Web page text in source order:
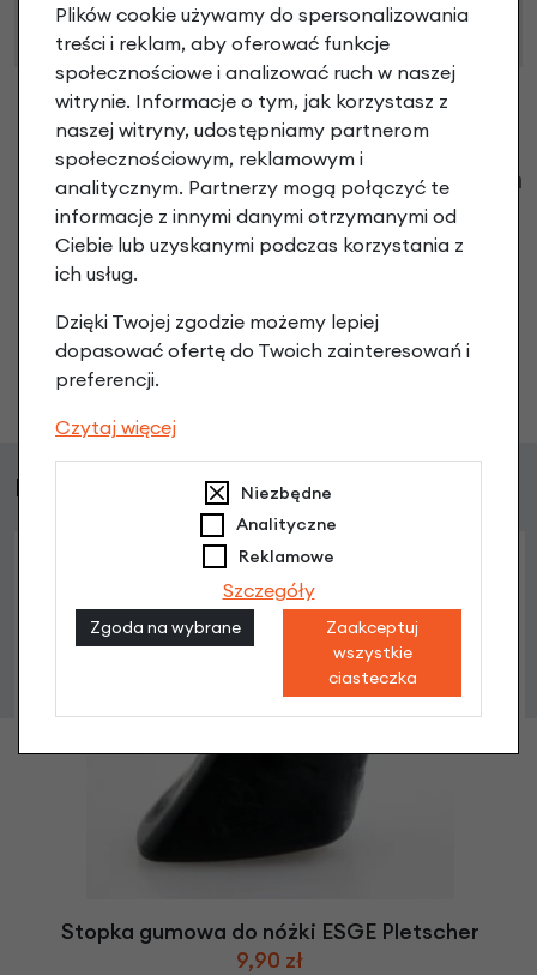
zdolności kredytowej.
Klienci zadali następujące pytania o ten
produkt
Nikt wcześniej niemiał pytań do tego produktu? A Ty o
Podobne produkty
Stopka gumowa do nóżki ESGE Pletscher
9,90 zł
Plików cookie używamy do spersonalizowania
treści i reklam, aby oferować funkcje
społecznościowe i analizować ruch w naszej
witrynie. Informacje o tym, jak korzystasz z
naszej witryny, udostępniamy partnerom
społecznościowym, reklamowym i
analitycznym. Partnerzy mogą połączyć te
informacje z innymi danymi otrzymanymi od
Ciebie lub uzyskanymi podczas korzystania z
ich usług.
Dzięki Twojej zgodzie możemy lepiej
dopasować ofertę do Twoich zainteresowań i
preferencji.
Czytaj więcej
Niezbędne
Analityczne
Reklamowe
Szczegóły
Zgoda na wybrane
Zaakceptuj
wszystkie
ciasteczka